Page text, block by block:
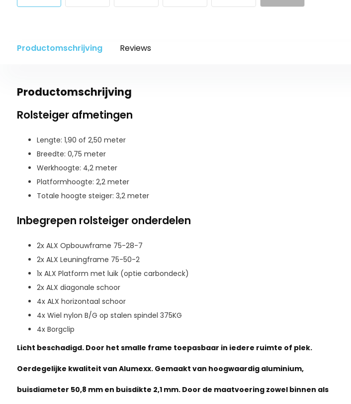
Productomschrijving Reviews
Productomschrijving
Rolsteiger afmetingen
Lengte: 1,90 of 2,50 meter
Breedte: 0,75 meter
Werkhoogte: 4,2 meter
Platformhoogte: 2,2 meter
Totale hoogte steiger: 3,2 meter
Inbegrepen rolsteiger onderdelen
2x ALX Opbouwframe 75-28-7
2x ALX Leuningframe 75-50-2
1x ALX Platform met luik (optie carbondeck)
2x ALX diagonale schoor
4x ALX horizontaal schoor
4x Wiel nylon B/G op stalen spindel 375KG
4x Borgclip
Licht beschadigd. Door het smalle frame toepasbaar in iedere ruimte of plek.
Oerdegelijke kwaliteit van Alumexx. Gemaakt van hoogwaardig aluminium,
buisdiameter 50,8 mm en buisdikte 2,1 mm. Door de maatvoering zowel binnen als